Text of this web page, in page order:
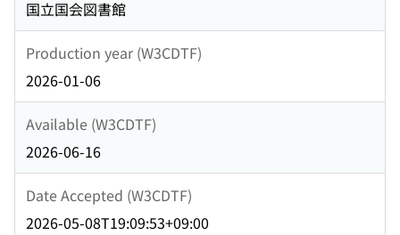
国立国会図書館
Production year (W3CDTF)
2026-01-06
Available (W3CDTF)
2026-06-16
Date Accepted (W3CDTF)
2026-05-08T19:09:53+09:00